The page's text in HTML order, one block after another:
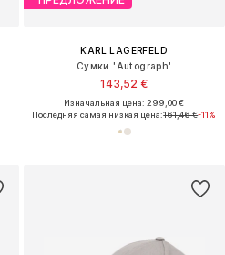
KARL LAGERFELD
Сумки 'Autograph'
143,52 €
Изначальная цена: 299,00 €
Последняя самая низкая цена:161,46 €-11%